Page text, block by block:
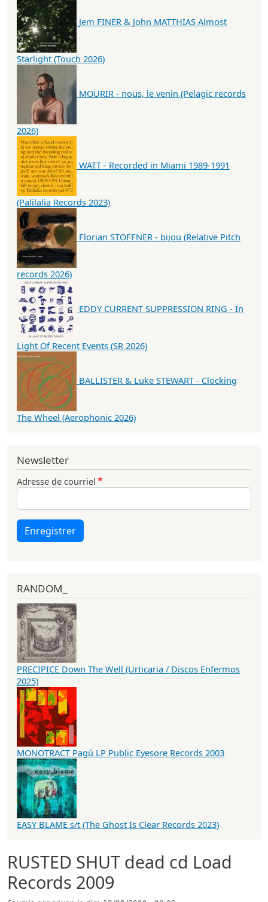
RUSTED SHUT dead cd Load
Records 2009
Jem FINER & John MATTHIAS Almost
Starlight (Touch 2026)
MOURIR - nous, le venin (Pelagic records
2026)
WATT - Recorded in Miami 1989-1991
(Palilalia Records 2023)
Florian STOFFNER - bijou (Relative Pitch
records 2026)
EDDY CURRENT SUPPRESSION RING - In
Light Of Recent Events (SR 2026)
BALLISTER & Luke STEWART - Clocking
The Wheel (Aerophonic 2026)
Newsletter
Adresse de courriel
Enregistrer
RANDOM_
PRECIPICE Down The Well (Urticaria / Discos Enfermos
2025)
MONOTRACT Pagú LP Public Eyesore Records 2003
EASY BLAME s/t (The Ghost Is Clear Records 2023)